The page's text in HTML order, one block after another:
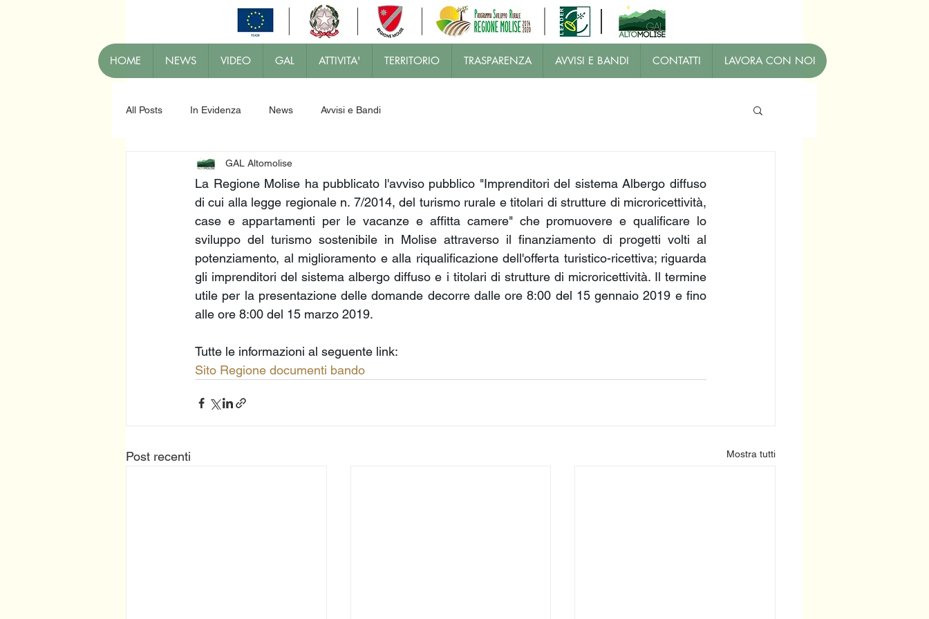
HOME NEWS VIDEO GAL ATTIVITA' TERRITORIO TRASPARENZA AVVISI E BANDI CONTATTI LAVORA CON NOI
All Posts In Evidenza News Avvisi e Bandi
GAL Altomolise
La Regione Molise ha pubblicato l'avviso pubblico "Imprenditori del sistema Albergo diffuso
di cui alla legge regionale n. 7/2014, del turismo rurale e titolari di strutture di microricettività,
case e appartamenti per le vacanze e affitta camere" che promuovere e qualificare lo
sviluppo del turismo sostenibile in Molise attraverso il finanziamento di progetti volti al
potenziamento, al miglioramento e alla riqualificazione dell'offerta turistico-ricettiva; riguarda
gli imprenditori del sistema albergo diffuso e i titolari di strutture di microricettività. Il termine
utile per la presentazione delle domande decorre dalle ore 8:00 del 15 gennaio 2019 e fino
alle ore 8:00 del 15 marzo 2019.
Tutte le informazioni al seguente link:
Sito Regione documenti bando
Post recenti Mostra tutti